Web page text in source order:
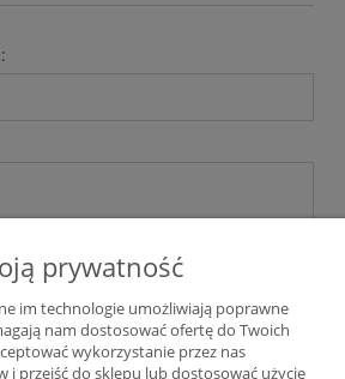
wyślij
prywatność
im technologie umożliwiają poprawne
nam dostosować ofertę do Twoich
wykorzystanie przez nas
i przejść do sklepu lub dostosować użycie